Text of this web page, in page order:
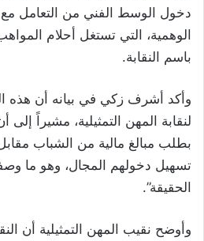
دخول الوسط الفني من التعامل
الوهمية، التي تستغل أحلام
باسم النقابة.
وأكد أشرف زكي في بيانه أن هذه
لنقابة المهن التمثيلية، مشيراً
بطلب مبالغ مالية من الشباب
تسهيل دخولهم المجال، وهو ما
الحقيقة”.
وأوضح نقيب المهن التمثيلية أن